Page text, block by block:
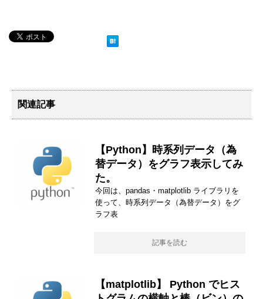
関連記事
【Python】時系列データ（為
替データ）をグラフ表示してみ
た。
今回は、pandas・matplotlib ライブラリを
使って、時系列データ（為替データ）をグ
ラフ表
記事を読む
【matplotlib】 Python でヒス